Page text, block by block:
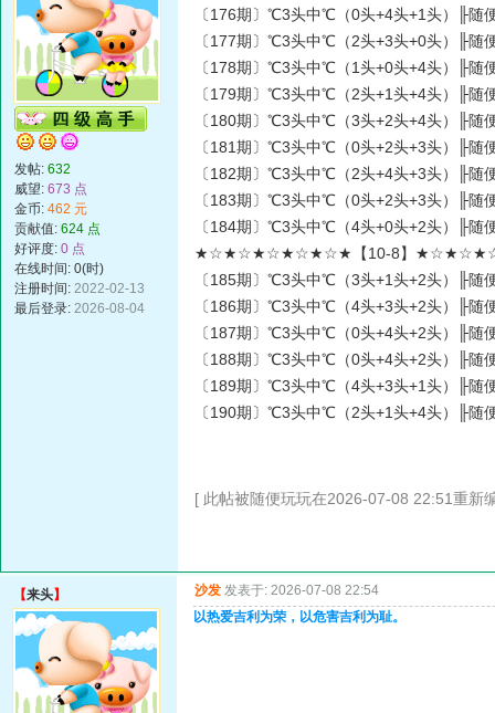
发帖: 632
威望: 673 点
金币: 462 元
贡献值: 624 点
好评度: 0 点
在线时间: 0(时)
注册时间: 2022-02-13
最后登录: 2026-08-04
〔176期〕℃3头中℃（0头+4头+1头）╟随
〔177期〕℃3头中℃（2头+3头+0头）╟随
〔178期〕℃3头中℃（1头+0头+4头）╟随
〔179期〕℃3头中℃（2头+1头+4头）╟随
〔180期〕℃3头中℃（3头+2头+4头）╟随
〔181期〕℃3头中℃（0头+2头+3头）╟随
〔182期〕℃3头中℃（2头+4头+3头）╟随
〔183期〕℃3头中℃（0头+2头+3头）╟随
〔184期〕℃3头中℃（4头+0头+2头）╟随
★☆★☆★☆★☆★☆★【10-8】
〔185期〕℃3头中℃（3头+1头+2头）╟随
〔186期〕℃3头中℃（4头+3头+2头）╟随
〔187期〕℃3头中℃（0头+4头+2头）╟随
〔188期〕℃3头中℃（0头+4头+2头）╟随
〔189期〕℃3头中℃（4头+3头+1头）╟随
〔190期〕℃3头中℃（2头+1头+4头）╟随
[ 此帖被随便玩玩在2026-07-08 22:51重新
【来头】 沙发 发表于: 2026-07-08 22:54
以热爱吉利为荣，以危害吉利为耻。